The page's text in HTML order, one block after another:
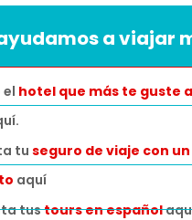
a viajar
el hotel que más te guste
tuseguro de viaje con un
aquí
tustours en español